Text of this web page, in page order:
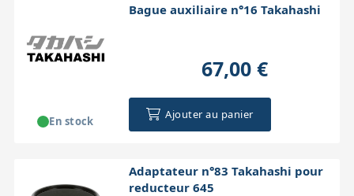
Bague auxiliaire n°16 Takahashi
67,00 €
Ajouter au panier
En stock
Adaptateur n°83 Takahashi pour
reducteur 645